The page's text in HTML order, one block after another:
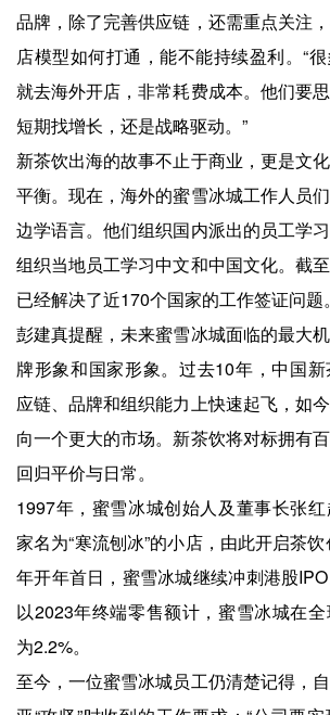
品牌，除了完善供应链，还需重点关注
店模型如何打通，能不能持续盈利。“
就去海外开店，非常耗费成本。他们要
短期找增长，还是战略驱动。”
新茶饮出海的故事不止于商业，更是文
平衡。现在，海外的蜜雪冰城工作人员
边学语言。他们组织国内派出的员工学
组织当地员工学习中文和中国文化。截
已经解决了近170个国家的工作签证问题。
彭建真提醒，未来蜜雪冰城面临的最大
牌形象和国家形象。过去10年，中国
应链、品牌和组织能力上快速起飞，如
向一个更大的市场。新茶饮将对标拥有
回归平价与日常。
1997年，蜜雪冰城创始人及董事长张
家名为“寒流刨冰”的小店，由此开启茶
年开年首日，蜜雪冰城继续冲刺港股IPO
以2023年终端零售额计，蜜雪冰城在
为2.2%。
至今，一位蜜雪冰城员工仍清楚记得，